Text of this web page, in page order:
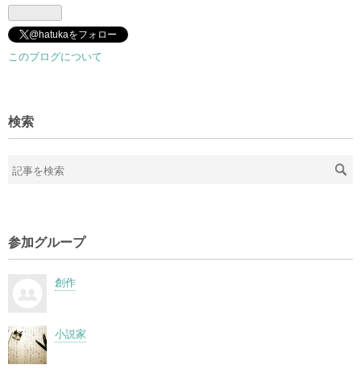
@hatukaをフォロー
このブログについて
検索
参加グループ
創作
小説家